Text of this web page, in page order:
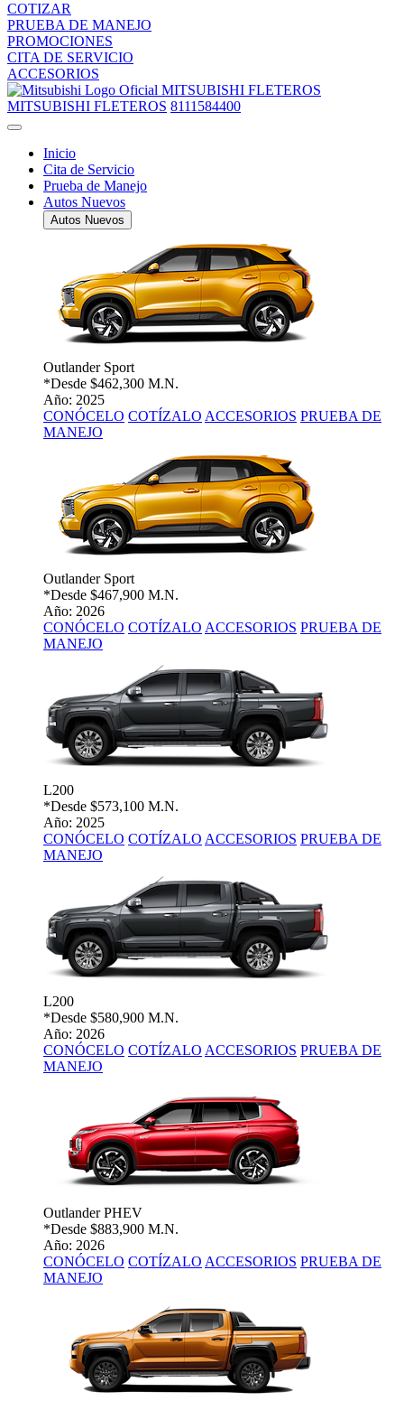
COTIZAR
PRUEBA DE MANEJO
PROMOCIONES
CITA DE SERVICIO
ACCESORIOS
MITSUBISHI FLETEROS
MITSUBISHI FLETEROS 8111584400
Inicio
Cita de Servicio
Prueba de Manejo
Autos Nuevos
Autos Nuevos
Outlander Sport
*Desde $462,300 M.N.
Año: 2025
CONÓCELO COTÍZALO ACCESORIOS PRUEBA DE
MANEJO
Outlander Sport
*Desde $467,900 M.N.
Año: 2026
CONÓCELO COTÍZALO ACCESORIOS PRUEBA DE
MANEJO
L200
*Desde $573,100 M.N.
Año: 2025
CONÓCELO COTÍZALO ACCESORIOS PRUEBA DE
MANEJO
L200
*Desde $580,900 M.N.
Año: 2026
CONÓCELO COTÍZALO ACCESORIOS PRUEBA DE
MANEJO
Outlander PHEV
*Desde $883,900 M.N.
Año: 2026
CONÓCELO COTÍZALO ACCESORIOS PRUEBA DE
MANEJO